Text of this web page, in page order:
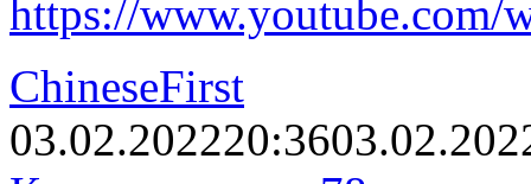
https://
ChineseFirst
03.02.202220:36